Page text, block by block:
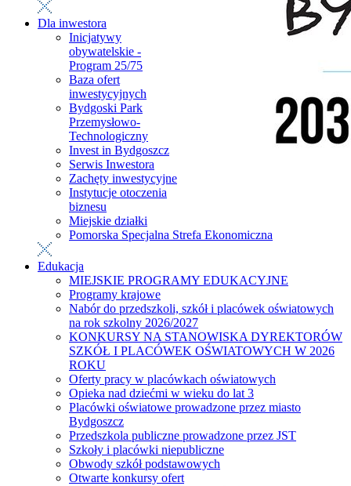
Dla inwestora
Inicjatywy
obywatelskie -
Program 25/75
Baza ofert
inwestycyjnych
Bydgoski Park
Przemysłowo-
Technologiczny
Invest in Bydgoszcz
Serwis Inwestora
Zachęty inwestycyjne
Instytucje otoczenia
biznesu
Miejskie działki
Pomorska Specjalna Strefa Ekonomiczna
Edukacja
MIEJSKIE PROGRAMY EDUKACYJNE
Programy krajowe
Nabór do przedszkoli, szkół i placówek oświatowych
na rok szkolny 2026/2027
KONKURSY NA STANOWISKA DYREKTORÓW
SZKÓŁ I PLACÓWEK OŚWIATOWYCH W 2026
ROKU
Oferty pracy w placówkach oświatowych
Opieka nad dziećmi w wieku do lat 3
Placówki oświatowe prowadzone przez miasto
Bydgoszcz
Przedszkola publiczne prowadzone przez JST
Szkoły i placówki niepubliczne
Obwody szkół podstawowych
Otwarte konkursy ofert